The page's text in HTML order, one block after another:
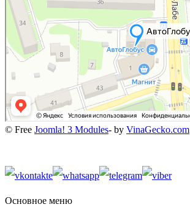
© Free Joomla! 3 Modules- by VinaGecko.com
Основное меню